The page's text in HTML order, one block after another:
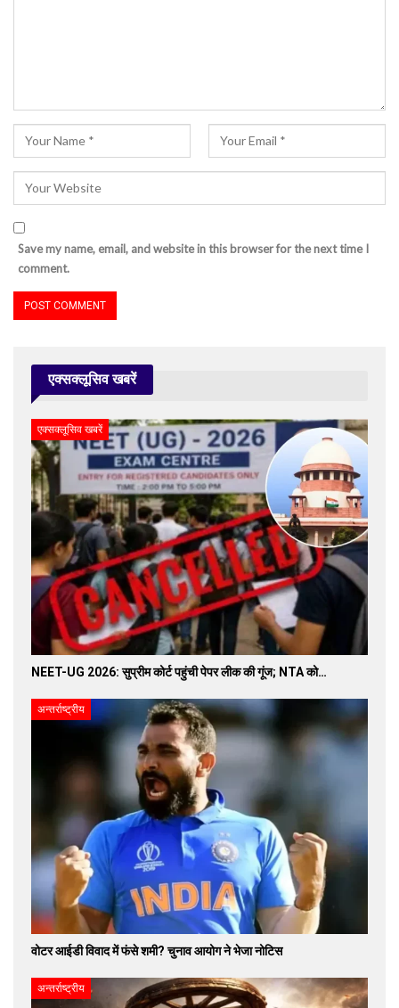
Save my name, email, and website in this browser for the next time I
comment.
एक्सक्लूसिव खबरें
एक्सक्लूसिव खबरें
NEET-UG 2026: सुप्रीम कोर्ट पहुंची पेपर लीक की गूंज; NTA को…
अन्तर्राष्ट्रीय
वोटर आईडी विवाद में फंसे शमी? चुनाव आयोग ने भेजा नोटिस
अन्तर्राष्ट्रीय